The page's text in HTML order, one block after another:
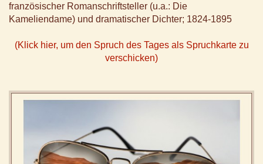
französischer Romanschriftsteller (u.a.: Die
Kameliendame) und dramatischer Dichter; 1824-1895
(Klick hier, um den Spruch des Tages als Spruchkarte zu
verschicken)